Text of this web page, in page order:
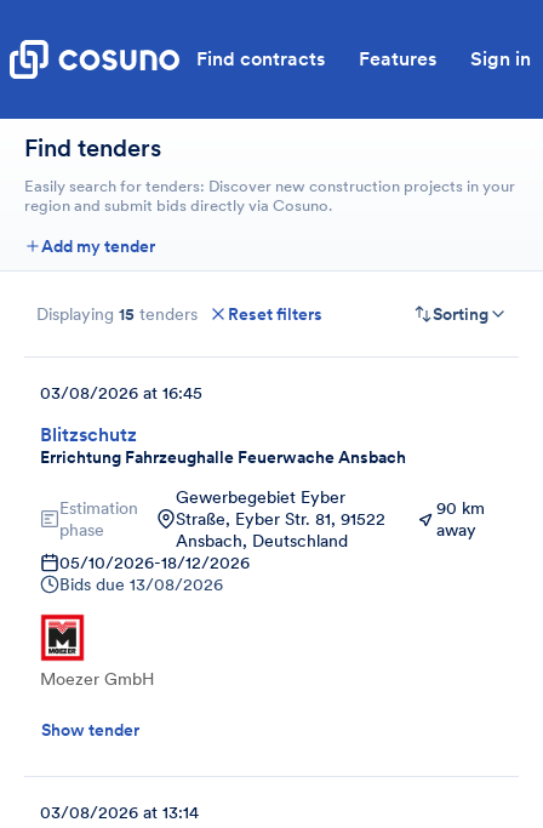
Find contracts Features Sign in
Find tenders
Easily search for tenders: Discover new construction projects in your
region and submit bids directly via Cosuno.
Add my tender
Displaying 15 tenders Reset filters Sorting
Blitzschutz
Errichtung Fahrzeughalle Feuerwache Ansbach
03/08/2026 at 16:45
Estimation
phase
Gewerbegebiet Eyber
Straße, Eyber Str. 81, 91522
Ansbach, Deutschland
90 km
away
05/10/2026-18/12/2026
Bids due 13/08/2026
Moezer GmbH
Show tender
03/08/2026 at 13:14